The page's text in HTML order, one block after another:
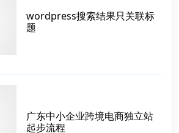
wordpress搜索结果只关联标
题
广东中小企业跨境电商独立站
起步流程